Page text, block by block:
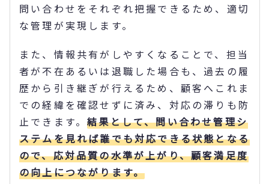
問い合わせをそれぞれ把握できるため、適切
な管理が実現します。
また、情報共有がしやすくなることで、担当
者が不在あるいは退職した場合も、過去の履
歴から引き継ぎが行えるため、顧客へこれま
での経緯を確認せずに済み、対応の滞りも防
止できます。結果として、問い合わせ管理シ
ステムを見れば誰でも対応できる状態となる
ので、応対品質の水準が上がり、顧客満足度
の向上につながります。